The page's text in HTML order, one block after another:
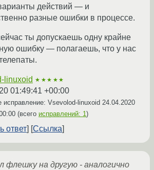
действий — и
разные ошибки в процессе.
ты допускаешь одну крайне
ошибку — полагаешь, что у нас
linuxoid ★★★★★
01:49:41 +00:00
исправление: Vsevolod-linuxoid 24.04.2020
(всего исправлений: 1)
ответ Ссылка
флешку на другую - аналогично